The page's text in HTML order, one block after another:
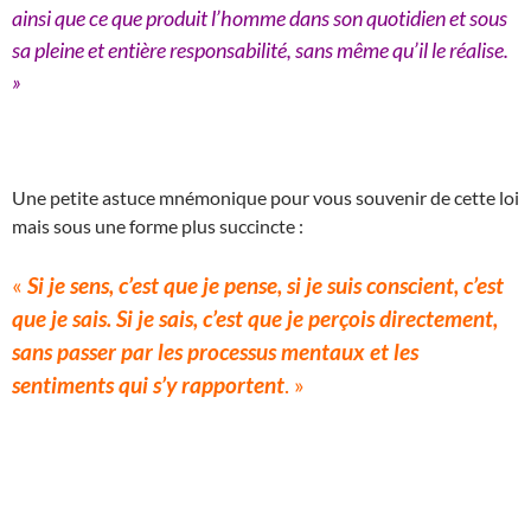
ainsi que ce que produit l’homme dans son quotidien et sous
sa pleine et entière responsabilité, sans même qu’il le réalise.
»
Une petite astuce mnémonique pour vous souvenir de cette loi
mais sous une forme plus succincte :
« Si je sens, c’est que je pense, si je suis conscient, c’est
que je sais. Si je sais, c’est que je perçois directement,
sans passer par les processus mentaux et les
sentiments qui s’y rapportent. »